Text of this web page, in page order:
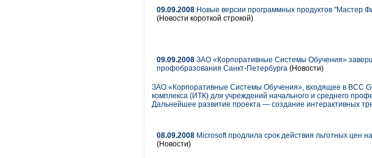
09.09.2008 Новые версии программных продуктов "Мастер
(Новости короткой строкой)
09.09.2008 ЗАО «Корпоративные Системы Обучения»
профобразования Санкт-Петербурга (Новости)
ЗАО «Корпоративные Системы Обучения», входящее в BCС
комплекса (ИТК) для учреждений начального и среднего
Дальнейшее развитие проекта — создание интерактивных
08.09.2008 Microsoft продлила срок действия льготных цен
(Новости)